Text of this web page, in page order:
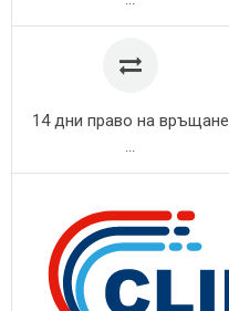
14 дни право на връщане